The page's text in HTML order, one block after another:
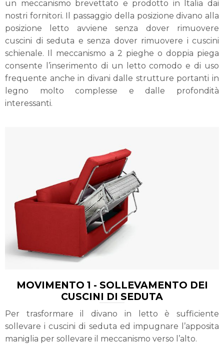
un meccanismo brevettato e prodotto in Italia dai
nostri fornitori. Il passaggio della posizione divano alla
posizione letto avviene senza dover rimuovere
cuscini di seduta e senza dover rimuovere i cuscini
schienale. Il meccanismo a 2 pieghe o doppia piega
consente l’inserimento di un letto comodo e di uso
frequente anche in divani dalle strutture portanti in
legno molto complesse e dalle profondità
interessanti.
MOVIMENTO 1 - SOLLEVAMENTO DEI
CUSCINI DI SEDUTA
Per trasformare il divano in letto è sufficiente
sollevare i cuscini di seduta ed impugnare l’apposita
maniglia per sollevare il meccanismo verso l’alto.